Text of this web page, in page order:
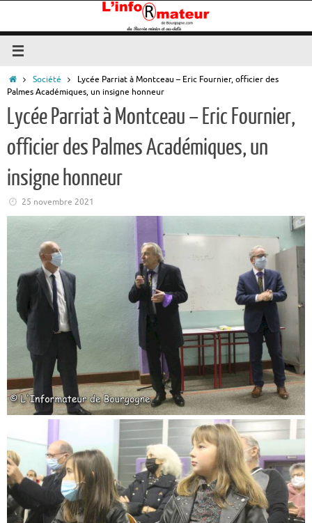
contenu
Accueil
Société
Lycée Parriat à Montceau – Eric Fournier, officier des
Palmes Académiques, un insigne honneur
Lycée Parriat à Montceau – Eric Fournier,
officier des Palmes Académiques, un
insigne honneur
25 novembre 2021